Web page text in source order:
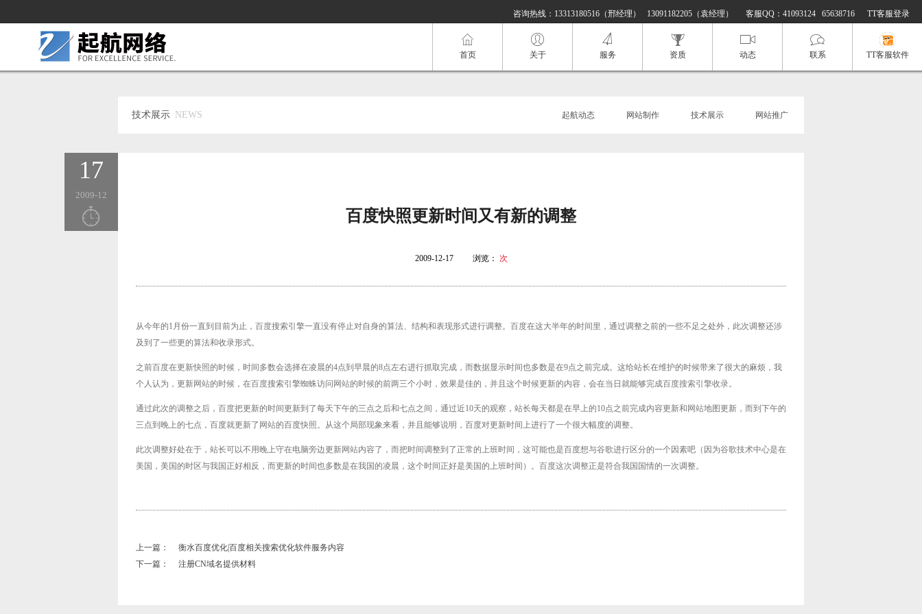
咨询热线：13313180516（邢经理） 13091182205（袁经理） 客服QQ： 41093124 65638716 TT客服登录
首页 关于 服务 资质 动态 联系 TT客服软件
起航动态 网站制作 技术展示 网站推广
技术展示 NEWS
百度快照更新时间又有新的调整
17
2009-12
2009-12-17 浏览： 次
从今年的1月份一直到目前为止， 百度搜索引擎一直没有停止对自身的算法、结构和表现形式进行调整。 百度在这大半年的时间里，通过调整之前的一些不足之处外，此次调整还涉
及到了一些更的算法和收录形式。
之前百度在更新快照的时候，时间多数会选择在凌晨的4点到早晨的8点左右进行抓取完成，而数据显示时间也多数是在9点之前完成。这给站长在维护的时候带来了很大的麻烦，我
个人认为，更新网站的时候，在百度搜索引擎蜘蛛访问网站的时候的前两三个小时，效果是佳的，并且这个时候更新的内容，会在当日就能够完成百度搜索引擎收录。
通过此次的调整之后， 百度把更新的时间更新到了每天下午的三点之后和七点之间，通过近10天的观察，站长每天都是在早上的10点之前完成内容更新和网站地图更新，而到下午的
三点到晚上的七点，百度就更新了 网站的百度快照。从这个局部现象来看，并且能够说明，百度对更新时间上进行了一个很大幅度的调整。
此次调整好处在于，站长可以不用晚上守在电脑旁边更新网站内容了，而把时间调整到了正常的上班时间，这可能也是百度想与谷歌进行区分的一个因素吧（因为谷歌技术中心是在
美国，美国的时区与我国正好相反，而更新的时间也多数是在我国的凌晨，这个时间正好是美国的上班时间）。 百度这次调整正是符合我国国情的一次调整。
上一篇：
衡水百度优化|百度相关搜索优化软件服务内容
下一篇：
注册CN域名提供材料